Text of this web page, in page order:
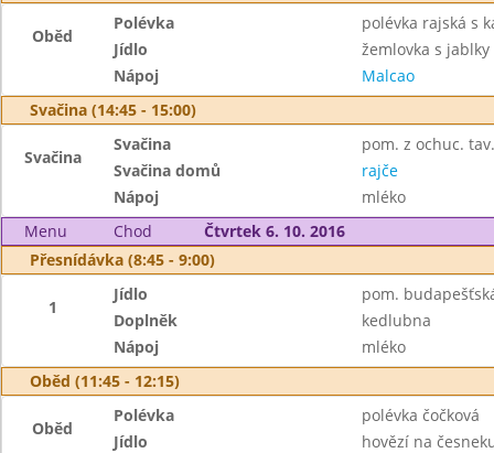
Oběd
Polévka
polévka rajská s
Jídlo
žemlovka s
Nápoj
Malcao
Svačina (14:45 - 15:00)
Svačina
Svačina
pom. z ochuc.
Svačina domů
rajče
Nápoj
mléko
Menu
Chod
Čtvrtek 6. 10. 2016
Přesnídávka (8:45 - 9:00)
1
Jídlo
pom.
Doplněk
kedlubna
Nápoj
mléko
Oběd (11:45 - 12:15)
Oběd
Polévka
polévka čočková
Jídlo
hovězí na